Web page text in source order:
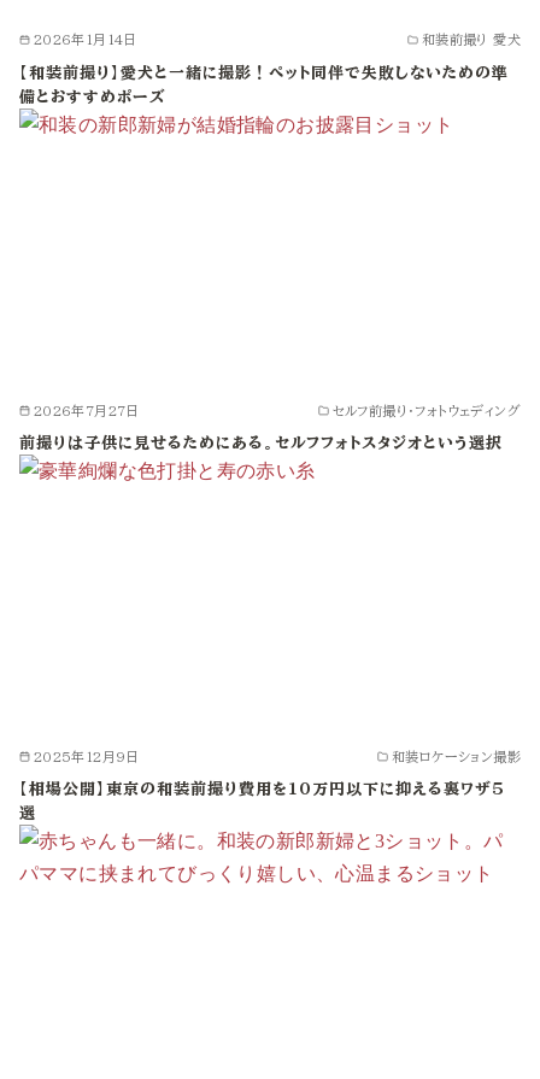
2026年1月14日 和装前撮り 愛犬
【和装前撮り】愛犬と一緒に撮影！ペット同伴で失敗しないための準
備とおすすめポーズ
2026年7月27日 セルフ前撮り・フォトウェディング
前撮りは子供に見せるためにある。セルフフォトスタジオという選択
2025年12月9日 和装ロケーション撮影
【相場公開】東京の和装前撮り費用を10万円以下に抑える裏ワザ5
選